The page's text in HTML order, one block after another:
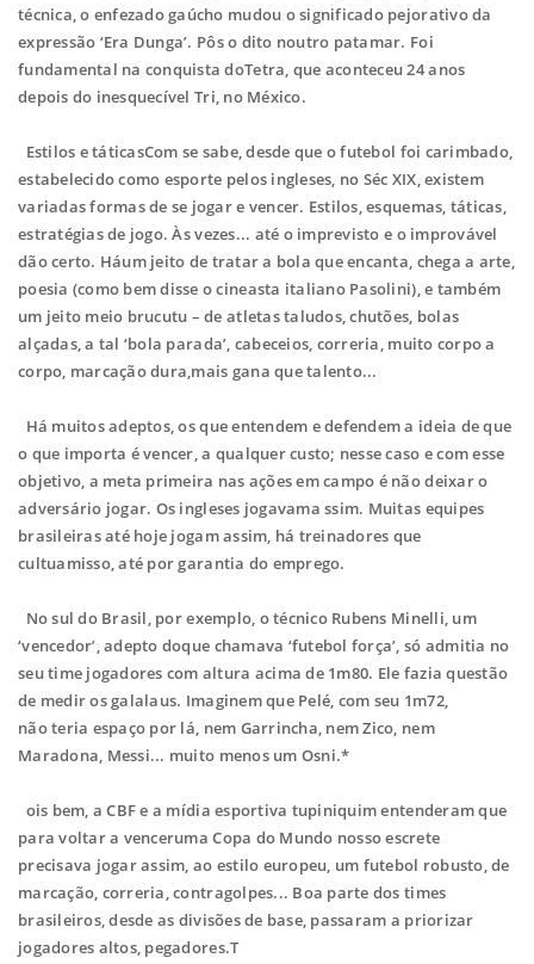
técnica, o enfezado gaúcho mudou o significado pejorativo da
expressão ‘Era Dunga’. Pôs o dito noutro patamar. Foi
fundamental na conquista doTetra, que aconteceu 24 anos
depois do inesquecível Tri, no México.
Estilos e táticasCom se sabe, desde que o futebol foi carimbado,
estabelecido como esporte pelos ingleses, no Séc XIX, existem
variadas formas de se jogar e vencer. Estilos, esquemas, táticas,
estratégias de jogo. Às vezes... até o imprevisto e o improvável
dão certo. Háum jeito de tratar a bola que encanta, chega a arte,
poesia (como bem disse o cineasta italiano Pasolini), e também
um jeito meio brucutu – de atletas taludos, chutões, bolas
alçadas, a tal ‘bola parada’, cabeceios, correria, muito corpo a
corpo, marcação dura,mais gana que talento...
Há muitos adeptos, os que entendem e defendem a ideia de que
o que importa é vencer, a qualquer custo; nesse caso e com esse
objetivo, a meta primeira nas ações em campo é não deixar o
adversário jogar. Os ingleses jogavama ssim. Muitas equipes
brasileiras até hoje jogam assim, há treinadores que
cultuamisso, até por garantia do emprego.
No sul do Brasil, por exemplo, o técnico Rubens Minelli, um
‘vencedor’, adepto doque chamava ‘futebol força’, só admitia no
seu time jogadores com altura acima de 1m80. Ele fazia questão
de medir os galalaus. Imaginem que Pelé, com seu 1m72,
nãoteria espaço por lá, nem Garrincha, nem Zico, nem
Maradona, Messi... muito menos um Osni.*
ois bem, a CBF e a mídia esportiva tupiniquim entenderam que
para voltar a venceruma Copa do Mundo nosso escrete
precisava jogar assim, ao estilo europeu, um futebol robusto, de
marcação, correria, contragolpes... Boa parte dos times
brasileiros, desde as divisões de base, passaram a priorizar
jogadores altos, pegadores.T